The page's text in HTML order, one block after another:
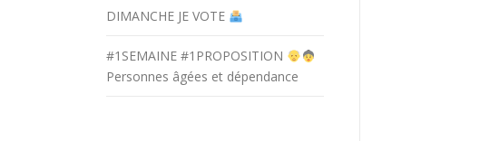
DIMANCHE JE VOTE
#1SEMAINE #1PROPOSITION
Personnes âgées et dépendance